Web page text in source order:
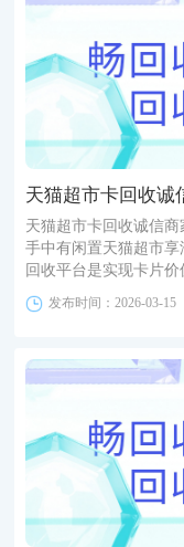
天猫超市卡回收诚
天猫超市卡回收诚信
手中有闲置天猫超市
回收平台是实现卡片
发布时间：2026-03-15